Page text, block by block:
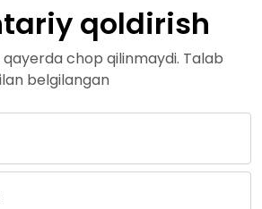
qoldirish
chop qilinmaydi. Talab
belgilangan